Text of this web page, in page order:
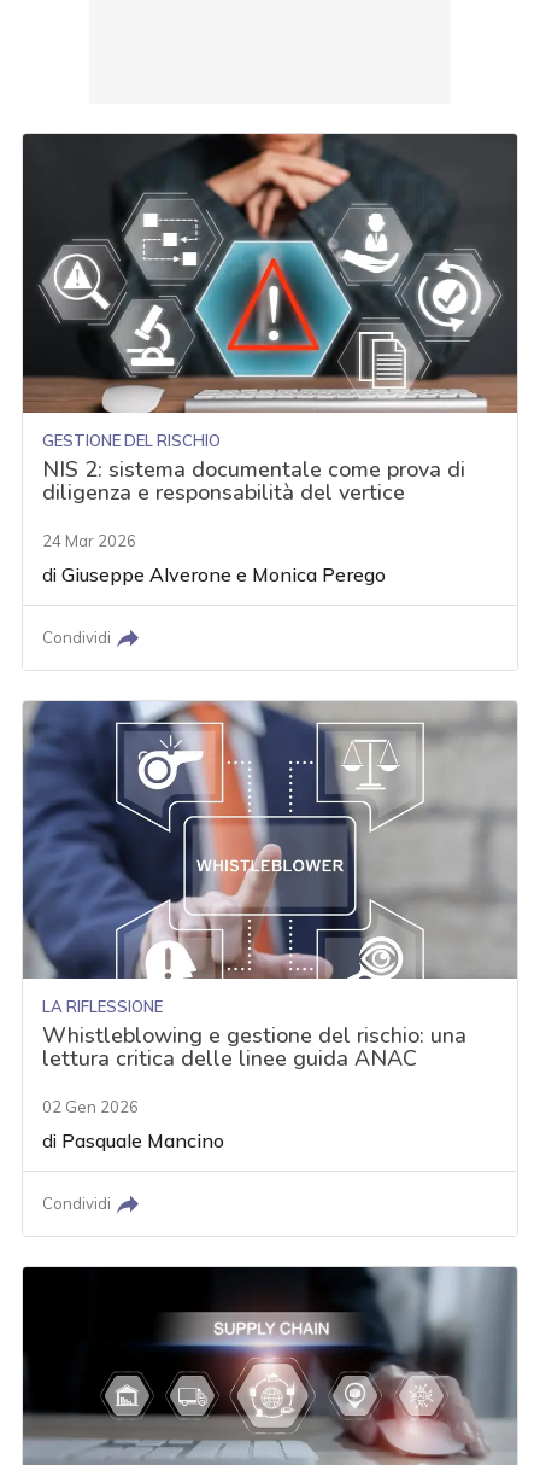
GESTIONE DEL RISCHIO
NIS 2: sistema documentale come prova di
diligenza e responsabilità del vertice
24 Mar 2026
diGiuseppe Alverone e Monica Perego
Condividi
LA RIFLESSIONE
Whistleblowing e gestione del rischio: una
lettura critica delle linee guida ANAC
02 Gen 2026
di Pasquale Mancino
Condividi